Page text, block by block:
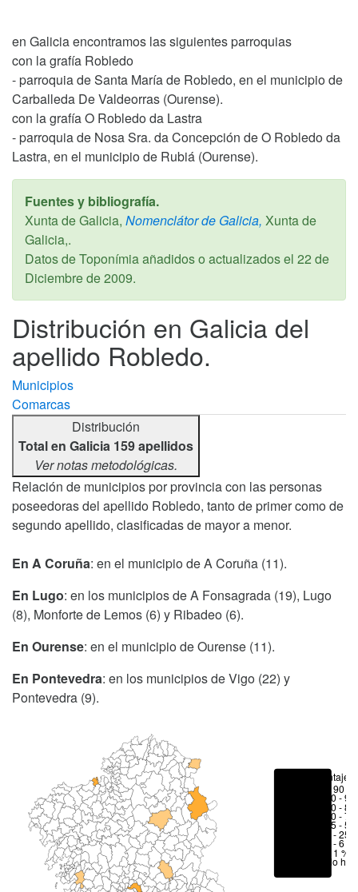
en Galicia encontramos las siguientes parroquias
con la grafía Robledo
- parroquia de Santa María de Robledo, en el municipio de
Carballeda De Valdeorras (Ourense).
con la grafía O Robledo da Lastra
- parroquia de Nosa Sra. da Concepción de O Robledo da
Lastra, en el municipio de Rubiá (Ourense).
Fuentes y bibliografía.
Xunta de Galicia, Nomenclátor de Galicia, Xunta de
Galicia,.
Datos de Toponímia añadidos o actualizados el 22 de
Diciembre de 2009.
Distribución en Galicia del
apellido Robledo.
Municipios
Comarcas
Distribución
Total en Galicia 159 apellidos
Ver notas metodológicas.
Relación de municipios por provincia con las personas
poseedoras del apellido Robledo, tanto de primer como de
segundo apellido, clasificadas de mayor a menor.
En A Coruña: en el municipio de A Coruña (11).
En Lugo: en los municipios de A Fonsagrada (19), Lugo
(8), Monforte de Lemos (6) y Ribadeo (6).
En Ourense: en el municipio de Ourense (11).
En Pontevedra: en los municipios de Vigo (22) y
Pontevedra (9).
Porcentajes
> 90 %
80 -
70 -
50 -
25 -
6 - 25
1 - 6 %
< 1 %
No hay